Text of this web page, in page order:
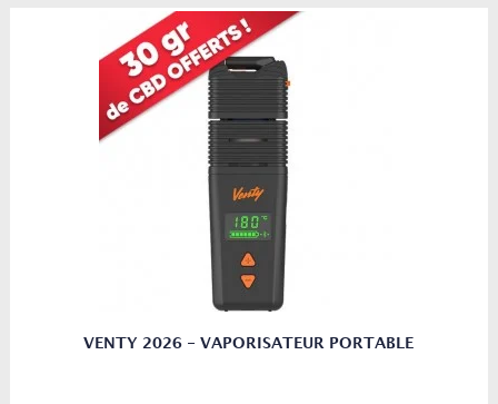
Horaires d'ouverture : Du Lundi au Vendredi 10h30-
20h00 et le Samedi 14h-19h
VOTRE BOUTIQUE DE VAPORISATEUR EN LIGNE ET EN
FRANCE !
Vaporisateur Shop à Paris et à Lyon (Le Spécialiste des
vaporisateurs en France)
CBD Shop à Paris et à Lyon (Seules les meilleures
variétés qui font un MAX de vapeur sont
Boutique de cigarettes électroniques.
Phytothérapie et Aromathérapie (Un très large choix
de plantes et de concentrés)
On prendra toujours le temps qu'il faut pour vous
VENTY 2026 - VAPORISATEUR PORTABLE